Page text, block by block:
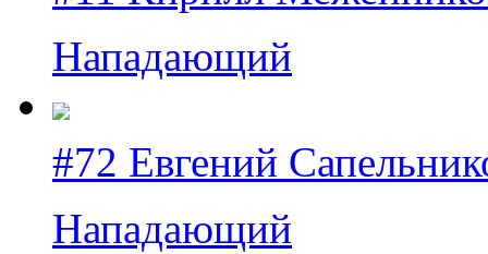
Нападающий
#72 Евгений
Нападающий